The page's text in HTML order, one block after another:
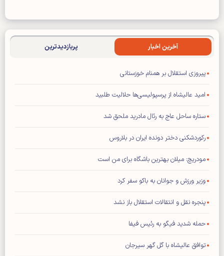
آخرین اخبار پربازدیدترین
پیروزی استقلال بر همنام خوزستانی
امید عالیشاه از پرسپولیسی‌ها حلالیت طلبید
ستاره ساحل عاج به رئال مادرید ملحق شد
رکوردشکنی دختر دونده ایران در بلاروس
مودریچ: میلان بهترین باشگاه برای من است
وزیر ورزش و جوانان به باکو سفر کرد
پنجره نقل و انتقالات استقلال باز نشد
حمله شدید فیگو به رئیس فیفا
توافق عالیشاه با گل گهر سیرجان